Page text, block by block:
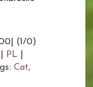
(1/0)
PL
Cat,